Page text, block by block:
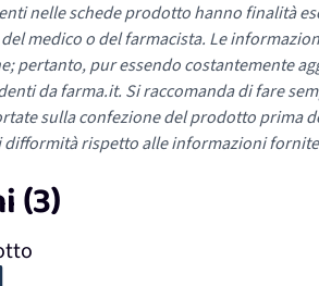
nelle schede prodotto hanno finalità
medico o del farmacista. Le
pertanto, pur essendo costantemente
da farma.it. Si raccomanda di fare
sulla confezione del prodotto prima
difformità rispetto alle informazioni
(3)